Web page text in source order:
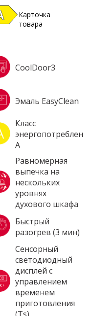
Карточка
товара
CoolDoor3
Эмаль EasyClean
Класс
энергопотребления
A
Равномерная
выпечка на
нескольких
уровнях
духового шкафа
Быстрый
разогрев (3 мин)
Сенсорный
светодиодный
дисплей с
управлением
временем
приготовления